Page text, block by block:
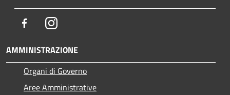
FacebookInstagram
AMMINISTRAZIONE
Organi di Governo
Aree Amministrative